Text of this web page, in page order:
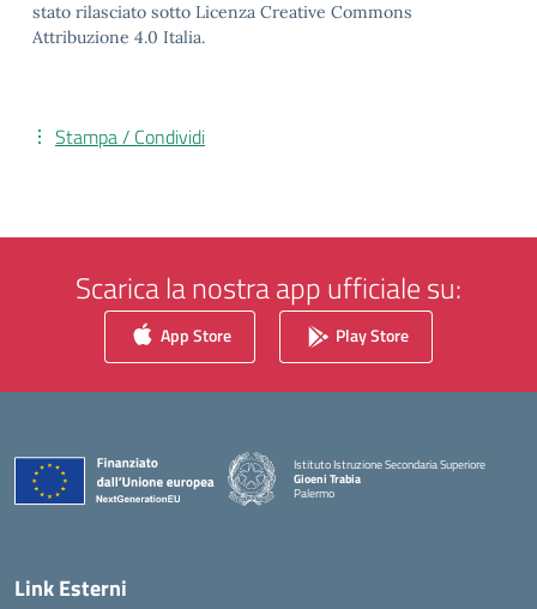
stato rilasciato sotto Licenza Creative Commons
Attribuzione 4.0 Italia.
Stampa / Condividi
Scarica la nostra app ufficiale su:
App Store Play Store
Istituto Istruzione Secondaria Superiore
Gioeni Trabia
Palermo
Link Esterni